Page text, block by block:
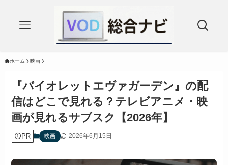
ホーム 映画
『バイオレットエヴァガーデン』の配
信はどこで見れる？テレビアニメ・映
画が見れるサブスク【2026年】
PR 映画 2026年6月15日